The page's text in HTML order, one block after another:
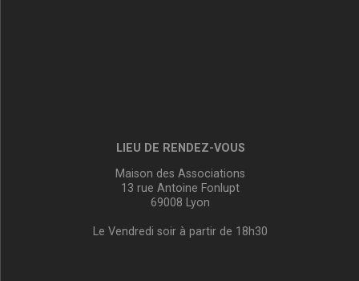
LIEU DE RENDEZ-VOUS
Maison des Associations
13 rue Antoine Fonlupt
69008 Lyon
Le Vendredi soir à partir de 18h30